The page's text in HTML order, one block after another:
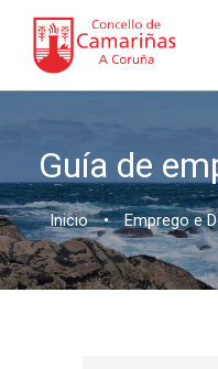
Guía de
Inicio • Emprego e